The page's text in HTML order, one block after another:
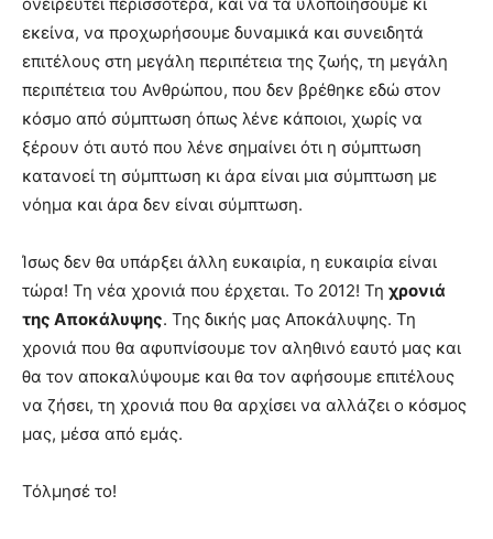
εκείνα, να προχωρήσουμε δυναμικά και συνειδητά
επιτέλους στη μεγάλη περιπέτεια της ζωής, τη μεγάλη
περιπέτεια του Ανθρώπου, που δεν βρέθηκε εδώ στον
κόσμο από σύμπτωση όπως λένε κάποιοι, χωρίς να
ξέρουν ότι αυτό που λένε σημαίνει ότι η σύμπτωση
κατανοεί τη σύμπτωση κι άρα είναι μια σύμπτωση με
νόημα και άρα δεν είναι σύμπτωση.
Ίσως δεν θα υπάρξει άλλη ευκαιρία, η ευκαιρία είναι
τώρα! Τη νέα χρονιά που έρχεται. Το 2012! Τη χρονιά
της Αποκάλυψης. Της δικής μας Αποκάλυψης. Τη
χρονιά που θα αφυπνίσουμε τον αληθινό εαυτό μας και
θα τον αποκαλύψουμε και θα τον αφήσουμε επιτέλους
να ζήσει, τη χρονιά που θα αρχίσει να αλλάζει ο κόσμος
μας, μέσα από εμάς.
Τόλμησέ το!